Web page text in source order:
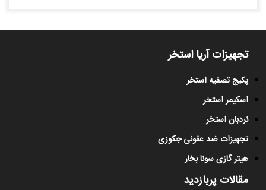
تجهیزات آریا استخر
پکیج تصفیه استخر
اسکیمر استخر
نردبان استخر
تجهیزات ضد عفونی جکوزی
هیتر گازی سونا بخار
مقالات پربازدید